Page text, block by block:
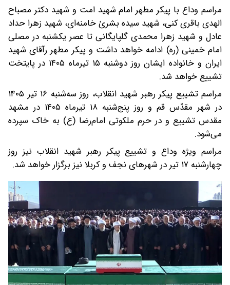
مراسم وداع با پیکر مطهر امام شهید امت و شهید دکتر مصباح
الهدی باقری کنی، شهید سیده بشریٰ خامنه‌ای، شهید زهرا حداد
عادل و شهید زهرا محمدی گلپایگانی تا عصر یکشنبه در مصلی
امام خمینی (ره) ادامه خواهد داشت و پیکر مطهر رآقای شهید
ایران و خانواده ایشان روز دوشنبه ۱۵ تیرماه ۱۴۰۵ در پایتخت
تشییع خواهد شد.
مراسم تشییع پیکر رهبر شهید انقلاب، روز سه‌شنبه ۱۶ تیر ۱۴۰۵
در شهر مقدّس قم و روز پنج‌شنبه ۱۸ تیرماه ۱۴۰۵ در مشهد
مقدس تشییع و در حرم ملکوتی امام‌رضا (ع) به خاک سپرده
می‌شود.
مراسم ویژه وداع و تشییع پیکر رهبر شهید انقلاب نیز روز
چهارشنبه ۱۷ تیر در شهرهای نجف و کربلا نیز برگزار خواهد شد.